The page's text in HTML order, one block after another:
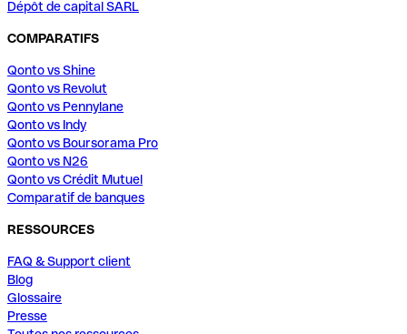
Dépôt de capital SARL
COMPARATIFS
Qonto vs Shine
Qonto vs Revolut
Qonto vs Pennylane
Qonto vs Indy
Qonto vs Boursorama Pro
Qonto vs N26
Qonto vs Crédit Mutuel
Comparatif de banques
RESSOURCES
FAQ & Support client
Blog
Glossaire
Presse